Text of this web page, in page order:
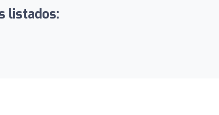
listados: